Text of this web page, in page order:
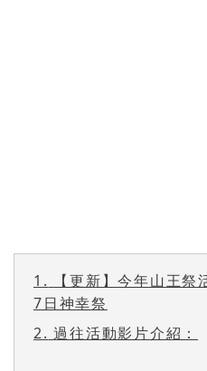
1.
【更新】今年山王
7日神幸祭
2. 過往活動影片介紹：